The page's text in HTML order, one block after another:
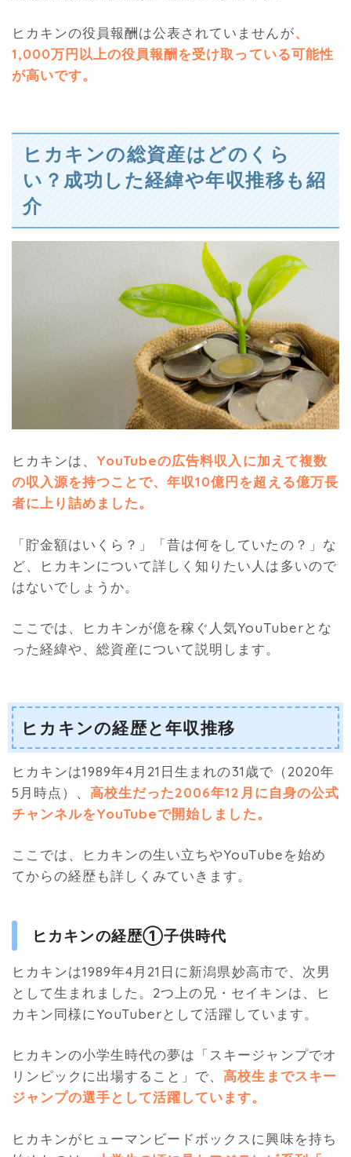
ヒカキンの役員報酬は公表されていませんが、
1,000万円以上の役員報酬を受け取っている可能性
が高いです。
ヒカキンの総資産はどのくら
い？成功した経緯や年収推移も紹
介
ヒカキンは、 YouTubeの広告料収入に加えて複数
の収入源を持つことで、年収10億円を超える億万長
者に上り詰めました。
「貯金額はいくら？」「昔は何をしていたの？」な
ど、ヒカキンについて詳しく知りたい人は多いので
はないでしょうか。
ここでは、ヒカキンが億を稼ぐ人気YouTuberとな
った経緯や、総資産について説明します。
ヒカキンの経歴と年収推移
ヒカキンは1989年4月21日生まれの31歳で（2020年
5月時点）、高校生だった2006年12月に自身の公式
チャンネルをYouTubeで開始しました。
ここでは、ヒカキンの生い立ちやYouTubeを始め
てからの経歴も詳しくみていきます。
ヒカキンの経歴①子供時代
ヒカキンは1989年4月21日に新潟県妙高市で、次男
として生まれました。2つ上の兄・セイキンは、ヒ
カキン同様にYouTuberとして活躍しています。
ヒカキンの小学生時代の夢は「スキージャンプでオ
リンピックに出場すること」で、高校生までスキー
ジャンプの選手として活躍しています。
ヒカキンがヒューマンビードボックスに興味を持ち